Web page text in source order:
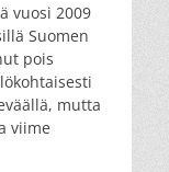
vuosi 2009
Suomen
pois
mutta
viime